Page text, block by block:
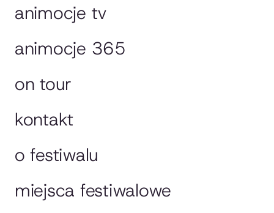
animocje tv
animocje 365
on tour
kontakt
o festiwalu
miejsca festiwalowe